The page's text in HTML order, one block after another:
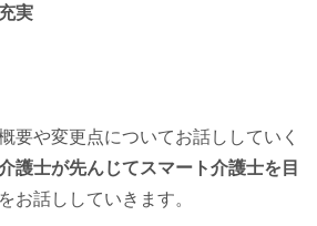
実
要や変更点についてお話ししていく
護士が先んじてスマート介護士を目
をお話ししていきます。